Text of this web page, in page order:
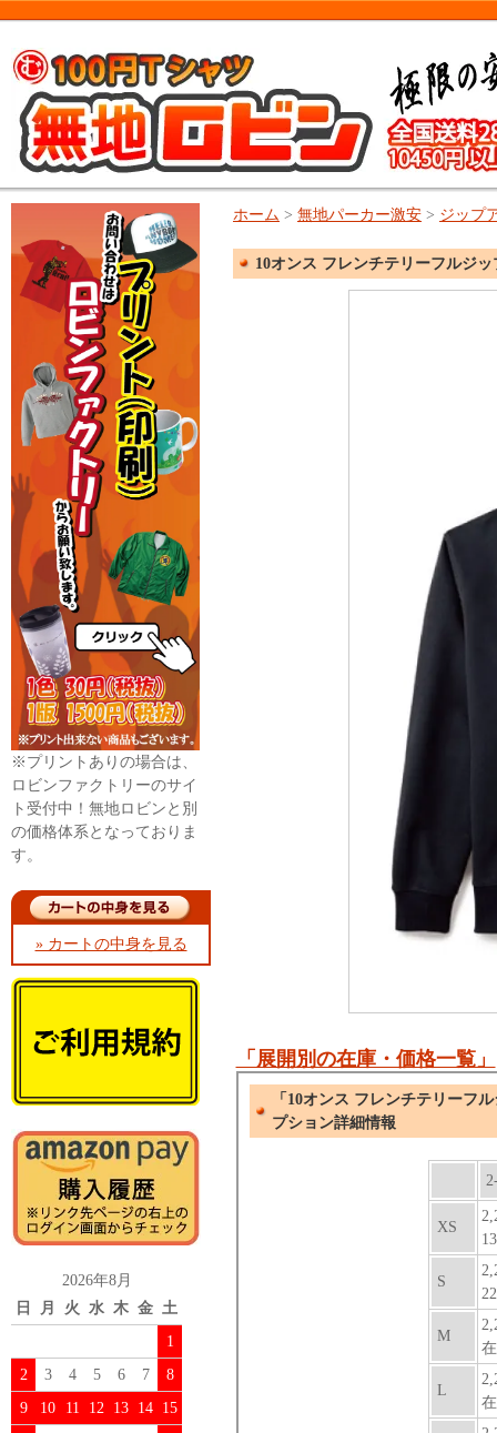
※プリントありの場合は、
ロビンファクトリーのサイ
ト受付中！無地ロビンと別
の価格体系となっておりま
す。
» カートの中身を見る
2026年8月
日
月 火 水 木 金 土
1
2
3 4 5 6 7
8
9
10 11 12 13 14 15
ホーム > 無地パーカー激安 > ジップ
10オンス フレンチテリーフルジ
「展開別の在庫・価格一覧」